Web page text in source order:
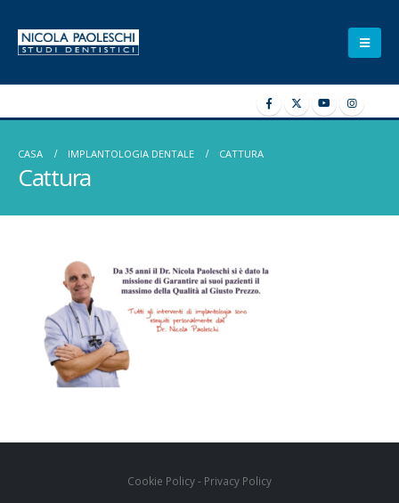
CASA IMPLANTOLOGIA DENTALE CATTURA
Cattura
Cookie Policy- Privacy Policy